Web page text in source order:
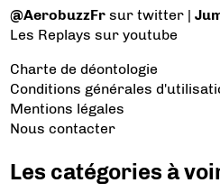
@AerobuzzFr sur twitter |
Les Replays sur youtube
Charte de déontologie
Conditions générales
Mentions légales
Nous contacter
Les catégories à